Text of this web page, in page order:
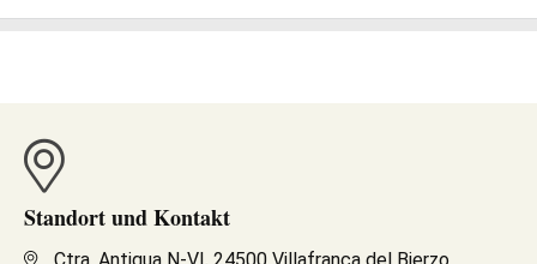
Standort und Kontakt
Ctra. Antigua N-VI, 24500 Villafranca del Bierzo